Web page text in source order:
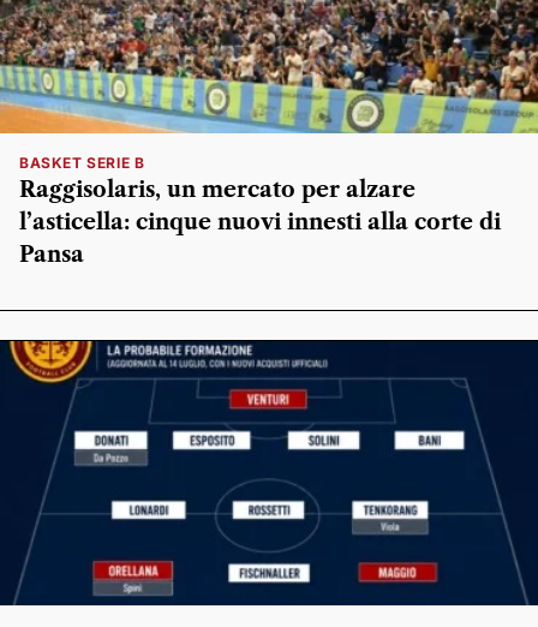
BASKET SERIE B
Raggisolaris, un mercato per alzare
l’asticella: cinque nuovi innesti alla corte di
Pansa